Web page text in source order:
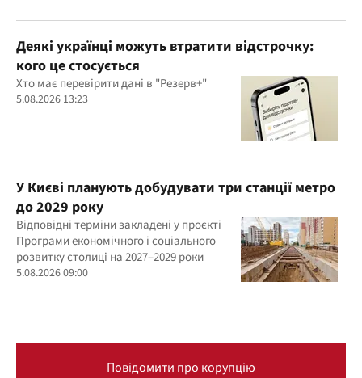
Деякі українці можуть втратити відстрочку:
кого це стосується
Хто має перевірити дані в "Резерв+"
5.08.2026 13:23
У Києві планують добудувати три станції метро
до 2029 року
Відповідні терміни закладені у проєкті
Програми економічного і соціального
розвитку столиці на 2027–2029 роки
5.08.2026 09:00
Повідомити про корупцію